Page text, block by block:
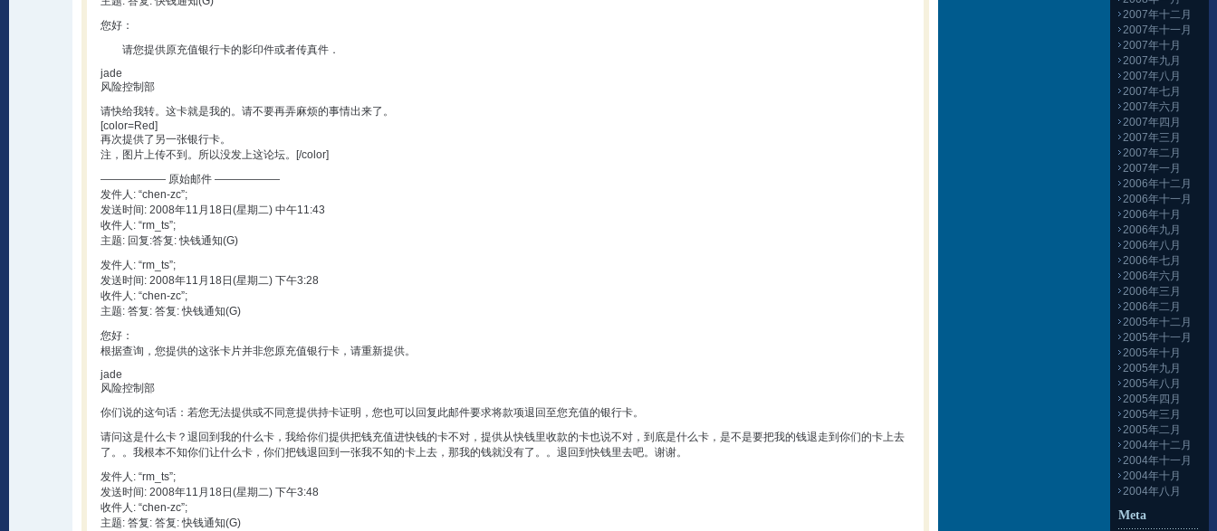
您好：
请您提供原充值银行卡的影印件或者传真件．
jade
风险控制部
请快给我转。这卡就是我的。请不要再弄麻烦的事情出来了。
[color=Red]
再次提供了另一张银行卡。
注，图片上传不到。所以没发上这论坛。[/color]
—————— 原始邮件 ——————
发件人: “chen-zc”;
发送时间: 2008年11月18日(星期二) 中午11:43
收件人: “rm_ts”;
主题: 回复:答复: 快钱通知(G)
发件人: “rm_ts”;
发送时间: 2008年11月18日(星期二) 下午3:28
收件人: “chen-zc”;
主题: 答复: 答复: 快钱通知(G)
您好：
根据查询，您提供的这张卡片并非您原充值银行卡，请重新提供。
jade
风险控制部
你们说的这句话：若您无法提供或不同意提供持卡证明，您也可以回复此邮件要求将款项退回至您充值的银行卡。
请问这是什么卡？退回到我的什么卡，我给你们提供把钱充值进快钱的卡不对，提供从快钱里收款的卡也说不对，到底是什么卡，是不是要把我的钱退走到你们的卡上去
了。。我根本不知你们让什么卡，你们把钱退回到一张我不知的卡上去，那我的钱就没有了。。退回到快钱里去吧。谢谢。
发件人: “rm_ts”;
发送时间: 2008年11月18日(星期二) 下午3:48
收件人: “chen-zc”;
主题: 答复: 答复: 快钱通知(G)
2007年十二月
2007年十一月
2007年十月
2007年九月
2007年八月
2007年七月
2007年六月
2007年四月
2007年三月
2007年二月
2007年一月
2006年十二月
2006年十一月
2006年十月
2006年九月
2006年八月
2006年七月
2006年六月
2006年三月
2006年二月
2005年十二月
2005年十一月
2005年十月
2005年九月
2005年八月
2005年四月
2005年三月
2005年二月
2004年十二月
2004年十一月
2004年十月
2004年八月
Meta